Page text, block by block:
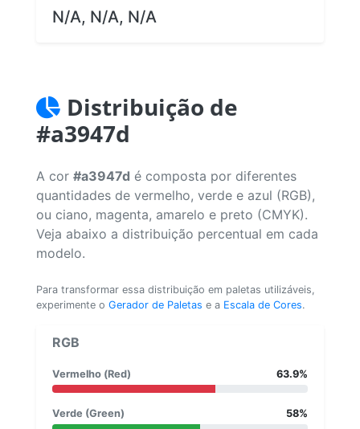
N/A, N/A, N/A
Distribuição de
#a3947d
A cor #a3947d é composta por diferentes
quantidades de vermelho, verde e azul (RGB),
ou ciano, magenta, amarelo e preto (CMYK).
Veja abaixo a distribuição percentual em cada
modelo.
Para transformar essa distribuição em paletas utilizáveis,
experimente o Gerador de Paletas e a Escala de Cores.
RGB
Vermelho (Red) 63.9%
Verde (Green) 58%